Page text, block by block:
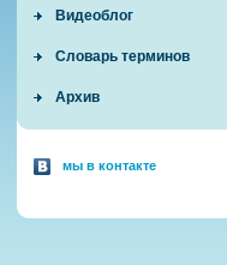
Видеоблог
Словарь терминов
Архив
мы в контакте